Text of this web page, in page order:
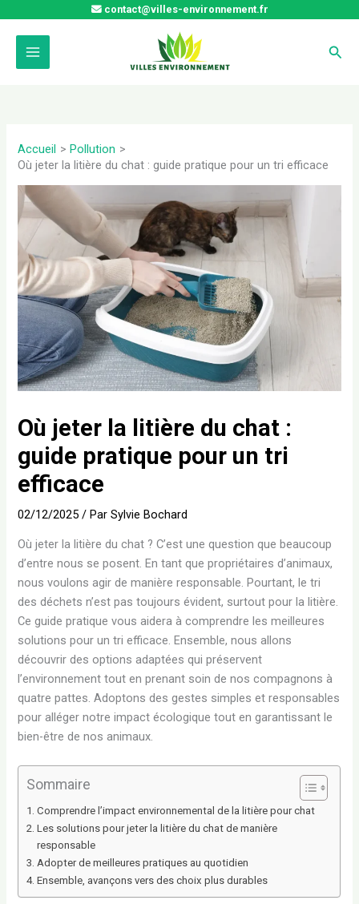
contenu
contact@villes-environnement.fr
Accueil
Pollution
Où jeter la litière du chat : guide pratique pour un tri efficace
Où jeter la litière du chat :
guide pratique pour un tri
efficace
02/12/2025/ ParSylvie Bochard
Où jeter la litière du chat ? C’est une question que beaucoup
d’entre nous se posent. En tant que propriétaires d’animaux,
nous voulons agir de manière responsable. Pourtant, le tri
des déchets n’est pas toujours évident, surtout pour la litière.
Ce guide pratique vous aidera à comprendre les meilleures
solutions pour un tri efficace. Ensemble, nous allons
découvrir des options adaptées qui préservent
l’environnement tout en prenant soin de nos compagnons à
quatre pattes. Adoptons des gestes simples et responsables
pour alléger notre impact écologique tout en garantissant le
bien-être de nos animaux.
Sommaire
Comprendre l’impact environnemental de la litière pour chat
Les solutions pour jeter la litière du chat de manière
responsable
Adopter de meilleures pratiques au quotidien
Ensemble, avançons vers des choix plus durables